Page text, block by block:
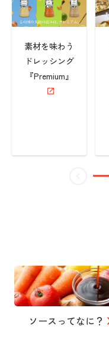
素材を味わう
ドレッシング
『Premium』
ソースってなに？